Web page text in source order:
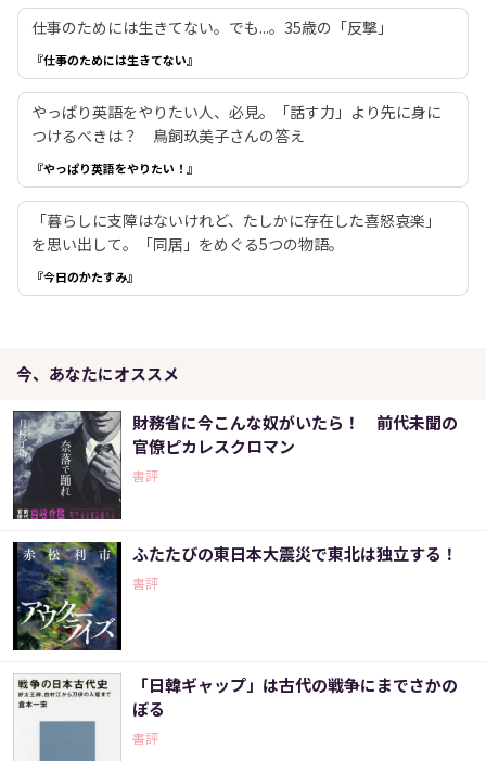
仕事のためには生きてない。でも...。35歳の「反撃」
『仕事のためには生きてない』
やっぱり英語をやりたい人、必見。「話す力」より先に身に
つけるべきは？ 鳥飼玖美子さんの答え
『やっぱり英語をやりたい！』
「暮らしに支障はないけれど、たしかに存在した喜怒哀楽」
を思い出して。「同居」をめぐる5つの物語。
『今日のかたすみ』
今、あなたにオススメ
財務省に今こんな奴がいたら！ 前代未聞の
官僚ピカレスクロマン
書評
ふたたびの東日本大震災で東北は独立する！
書評
「日韓ギャップ」は古代の戦争にまでさかの
ぼる
書評